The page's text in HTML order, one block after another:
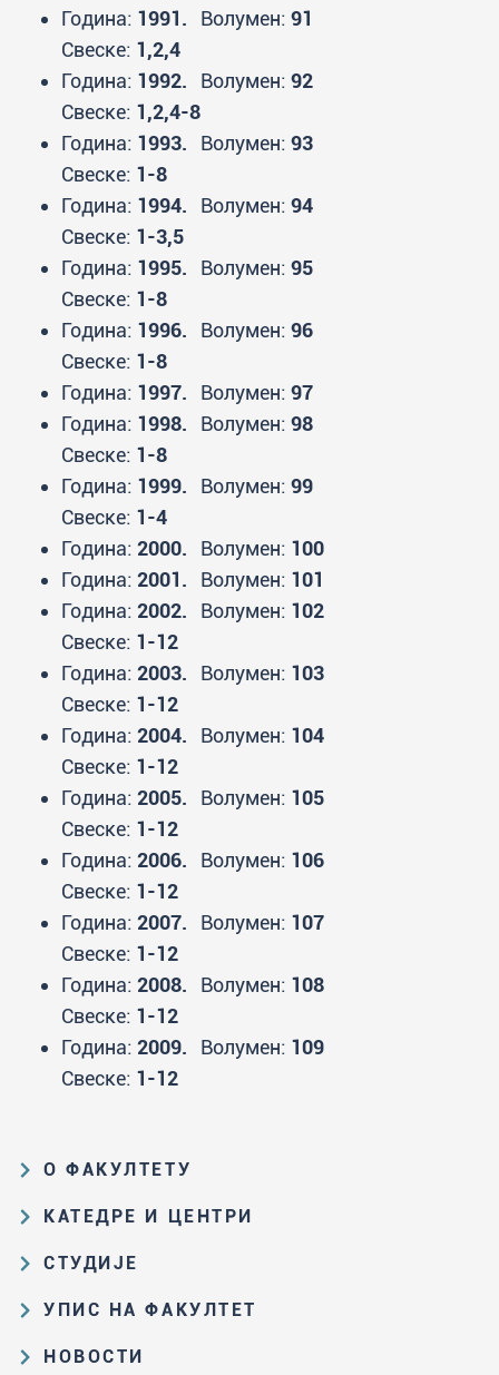
О ФАКУЛТЕТУ
Образовна и научна делатност
структура
Закон о високом образовању и
Историја Факултета
КАТЕДРЕ И ЦЕНТРИ
Катедра за аналитичку хемију
Катедра за наставу хемије
Катедра за општу и неорганску
СТУДИЈЕ
Пут студирања на ХФ
студије
УПИС НА ФАКУЛТЕТ
Резултати пријемних испита и
НОВОСТИ
Година: 1991. Волумен: 91
Свеске: 1,2,4
Година: 1992. Волумен: 92
Свеске: 1,2,4-8
Година: 1993. Волумен: 93
Свеске: 1-8
Година: 1994. Волумен: 94
Свеске: 1-3,5
Година: 1995. Волумен: 95
Свеске: 1-8
Година: 1996. Волумен: 96
Свеске: 1-8
Година: 1997. Волумен: 97
Година: 1998. Волумен: 98
Свеске: 1-8
Година: 1999. Волумен: 99
Свеске: 1-4
Година: 2000. Волумен: 100
Година: 2001. Волумен: 101
Година: 2002. Волумен: 102
Свеске: 1-12
Година: 2003. Волумен: 103
Свеске: 1-12
Година: 2004. Волумен: 104
Свеске: 1-12
Година: 2005. Волумен: 105
Свеске: 1-12
Година: 2006. Волумен: 106
Свеске: 1-12
Година: 2007. Волумен: 107
Свеске: 1-12
Година: 2008. Волумен: 108
Свеске: 1-12
Година: 2009. Волумен: 109
Свеске: 1-12